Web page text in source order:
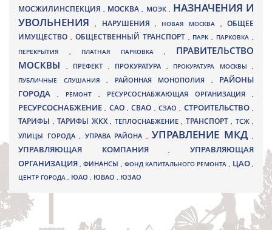
МОСЖИЛИНСПЕКЦИЯ, МОСКВА , МОЭК , НАЗНАЧЕНИЯ И
УВОЛЬНЕНИЯ, НАРУШЕНИЯ , НОВАЯ МОСКВА ,ОБЩЕЕ
ИМУЩЕСТВО , ОБЩЕСТВЕННЫЙ ТРАНСПОРТ , ПАРК, ПАРКОВКА ,
ПЕРЕКРЫТИЯ , ПЛАТНАЯ ПАРКОВКА , ПРАВИТЕЛЬСТВО
МОСКВЫ
, ПРЕФЕКТ , ПРОКУРАТУРА , ПРОКУРАТУРА МОСКВЫ ,
ПУБЛИЧНЫЕ СЛУШАНИЯ , РАЙОННАЯ МОНОПОЛИЯ , РАЙОНЫ
ГОРОДА
, РЕМОНТ , РЕСУРСОСНАБЖАЮЩАЯ ОРГАНИЗАЦИЯ ,
РЕСУРСОСНАБЖЕНИЕ, САО,СВАО ,СЗАО, СТРОИТЕЛЬСТВО,
ТАРИФЫ , ТАРИФЫ ЖКХ , ТЕПЛОСНАБЖЕНИЕ , ТРАНСПОРТ , ТСЖ ,
УЛИЦЫ ГОРОДА , УПРАВА РАЙОНА , УПРАВЛЕНИЕ МКД ,
УПРАВЛЯЮЩАЯ КОМПАНИЯ,УПРАВЛЯЮЩАЯ
ОРГАНИЗАЦИЯ,ФИНАНСЫ , ФОНД КАПИТАЛЬНОГО РЕМОНТА , ЦАО,
ЦЕНТР ГОРОДА , ЮАО , ЮВАО , ЮЗАО